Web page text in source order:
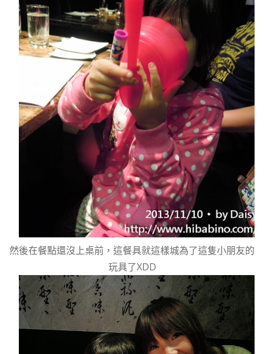
然後在餐點還沒上桌前，這餐具就這樣城為了這隻小朋友的
玩具了XDD